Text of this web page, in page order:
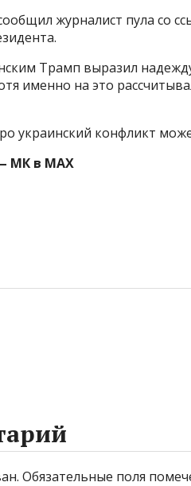
журналист пула со
Трамп выразил
именно на это
украинский конфликт
МК в MAX
Обязательные поля